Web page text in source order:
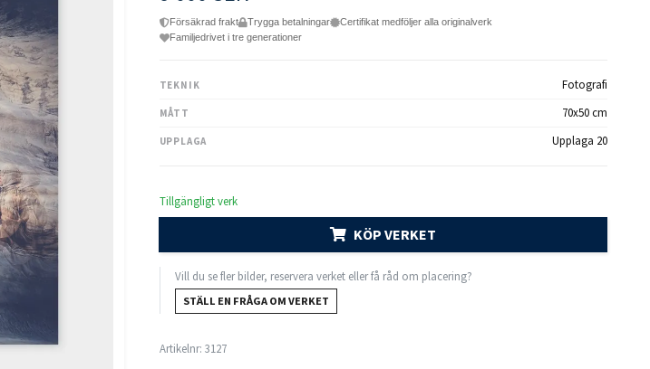
Försäkrad frakt Trygga betalningar
Certifikat medföljer alla originalverk
Familjedrivet i tre generationer
TEKNIK Fotografi
MÅTT 70x50 cm
UPPLAGA Upplaga 20
Tillgängligt verk
KÖP VERKET
Vill du se fler bilder, reservera verket eller få råd om placering?
STÄLL EN FRÅGA OM VERKET
Artikelnr: 3127